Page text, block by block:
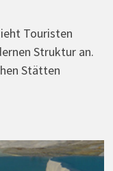
Touristen
Struktur an.
Stätten